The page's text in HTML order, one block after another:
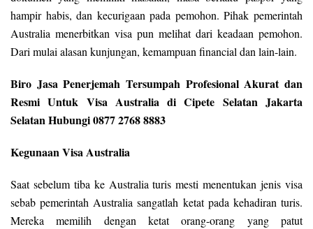
hampir habis, dan kecurigaan pada pemohon. Pihak pemerintah
Australia menerbitkan visa pun melihat dari keadaan pemohon.
Dari mulai alasan kunjungan, kemampuan financial dan lain-lain.
Biro Jasa Penerjemah Tersumpah Profesional Akurat dan
Resmi Untuk Visa Australia di Cipete Selatan Jakarta
Selatan Hubungi 0877 2768 8883
Kegunaan Visa Australia
Saat sebelum tiba ke Australia turis mesti menentukan jenis visa
sebab pemerintah Australia sangatlah ketat pada kehadiran turis.
Mereka memilih dengan ketat orang-orang yang patut